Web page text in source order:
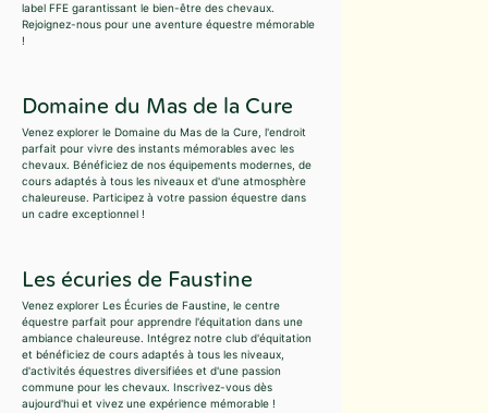
label FFE garantissant le bien-être des chevaux.
Rejoignez-nous pour une aventure équestre mémorable
!
Domaine du Mas de la Cure
Venez explorer le Domaine du Mas de la Cure, l'endroit
parfait pour vivre des instants mémorables avec les
chevaux. Bénéficiez de nos équipements modernes, de
cours adaptés à tous les niveaux et d'une atmosphère
chaleureuse. Participez à votre passion équestre dans
un cadre exceptionnel !
Les écuries de Faustine
Venez explorer Les Écuries de Faustine, le centre
équestre parfait pour apprendre l'équitation dans une
ambiance chaleureuse. Intégrez notre club d'équitation
et bénéficiez de cours adaptés à tous les niveaux,
d'activités équestres diversifiées et d'une passion
commune pour les chevaux. Inscrivez-vous dès
aujourd'hui et vivez une expérience mémorable !